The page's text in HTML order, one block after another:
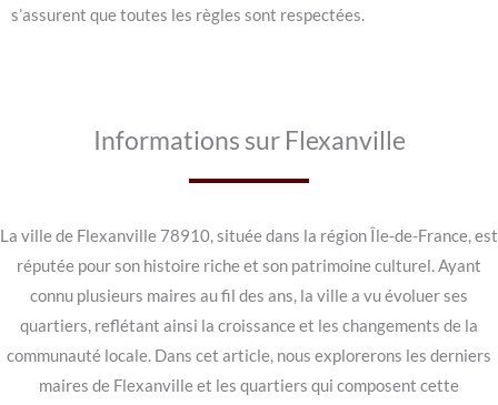
s’assurent que toutes les règles sont respectées.
Informations sur Flexanville
La ville de Flexanville 78910, située dans la région Île-de-France, est
réputée pour son histoire riche et son patrimoine culturel. Ayant
connu plusieurs maires au fil des ans, la ville a vu évoluer ses
quartiers, reflétant ainsi la croissance et les changements de la
communauté locale. Dans cet article, nous explorerons les derniers
maires de Flexanville et les quartiers qui composent cette